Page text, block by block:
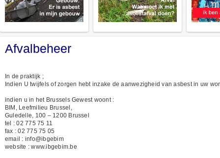
Afvalbeheer
In de praktijk ;
Indien U twijfels of zorgen hebt inzake de aanwezigheid van asbest in uw
indien u in het Brussels Gewest woont :
BIM, Leefmilieu Brussel,
Guledelle, 100 – 1200 Brussel
tel : 02 775 75 11
fax : 02 775 75 05
email : info@ibgebim
website : www.ibgebim.be